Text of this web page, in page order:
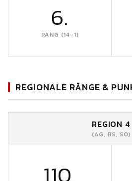
6.
RANG (14-1)
REGIONALE RÄNGE &
REGION 4
(AG, BS, SO)